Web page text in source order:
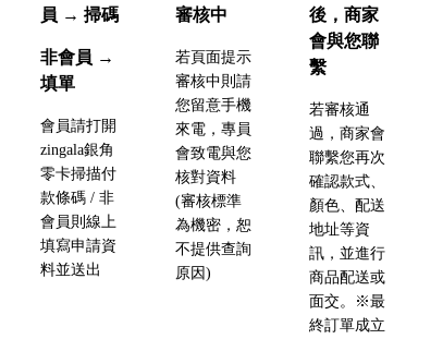
員 → 掃碼
非會員 →
填單
會員請打開
zingala銀角
零卡掃描付
款條碼 / 非
會員則線上
填寫申請資
料並送出
審核中
若頁面提示
審核中則請
您留意手機
來電，專員
會致電與您
核對資料
(審核標準
為機密，恕
不提供查詢
原因)
後，商家
會與您聯
繫
若審核通
過，商家會
聯繫您再次
確認款式、
顏色、配送
地址等資
訊，並進行
商品配送或
面交。※最
終訂單成立